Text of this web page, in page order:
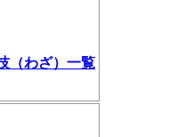
（わざ）一覧